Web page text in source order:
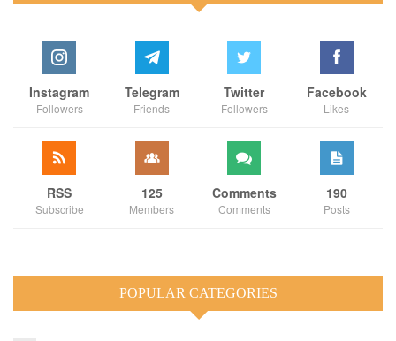
Facebook
Likes
Twitter
Followers
Telegram
Friends
Instagram
Followers
190
Posts
Comments
Comments
125
Members
RSS
Subscribe
POPULAR CATEGORIES